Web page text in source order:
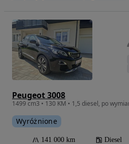
Peugeot 3008
Wyróżnione
141 000 km Diesel